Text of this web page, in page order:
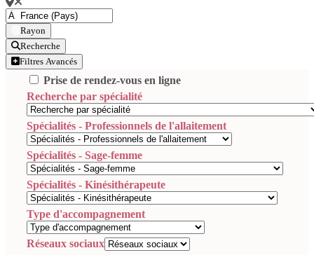
Rayon
Recherche
Filtres Avancés
Prise de rendez-vous en ligne
Recherche par spécialité
Spécialités - Professionnels de l'allaitement
Spécialités - Sage-femme
Spécialités - Kinésithérapeute
Type d'accompagnement
Réseaux sociaux